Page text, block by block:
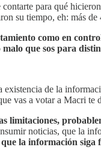
contarte para qué
su tiempo, eh: más
como en
que sos para
de la
vas a votar a Macri
limitaciones,
noticias, que la
la información